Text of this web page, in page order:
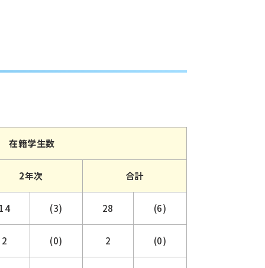
在籍学生数
2年次 合計
14 (3) 28 (6)
2 (0) 2 (0)